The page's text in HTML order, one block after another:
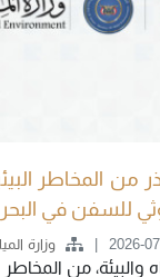
من المخاطر
للسفن في البحر
2026- وزارة
والبيئة، من المخاطر